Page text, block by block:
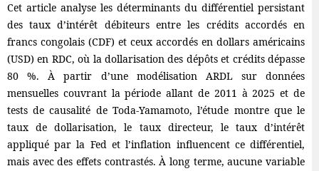
Cet article analyse les déterminants du différentiel persistant
des taux d’intérêt débiteurs entre les crédits accordés en
francs congolais (CDF) et ceux accordés en dollars américains
(USD) en RDC, où la dollarisation des dépôts et crédits dépasse
80 %. À partir d’une modélisation ARDL sur données
mensuelles couvrant la période allant de 2011 à 2025 et de
tests de causalité de Toda-Yamamoto, l’étude montre que le
taux de dollarisation, le taux directeur, le taux d’intérêt
appliqué par la Fed et l’inflation influencent ce différentiel,
mais avec des effets contrastés. À long terme, aucune variable